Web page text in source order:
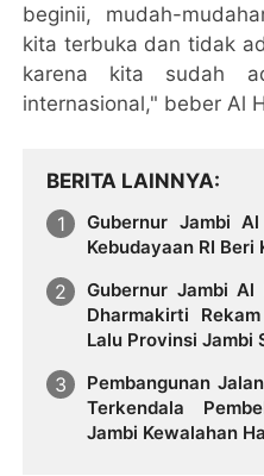
beginii, mudah-
kita terbuka dan tidak
karena kita sudah
internasional," beber Al
BERITA LAINNYA
Gubernur Jambi
Kebudayaan RI Beri
Gubernur Jambi Al
Dharmakirti Rekam Jejak Peradaban Masa
Lalu Provinsi Jambi
Pembangunan
Terkendala
Jambi Kewalahan